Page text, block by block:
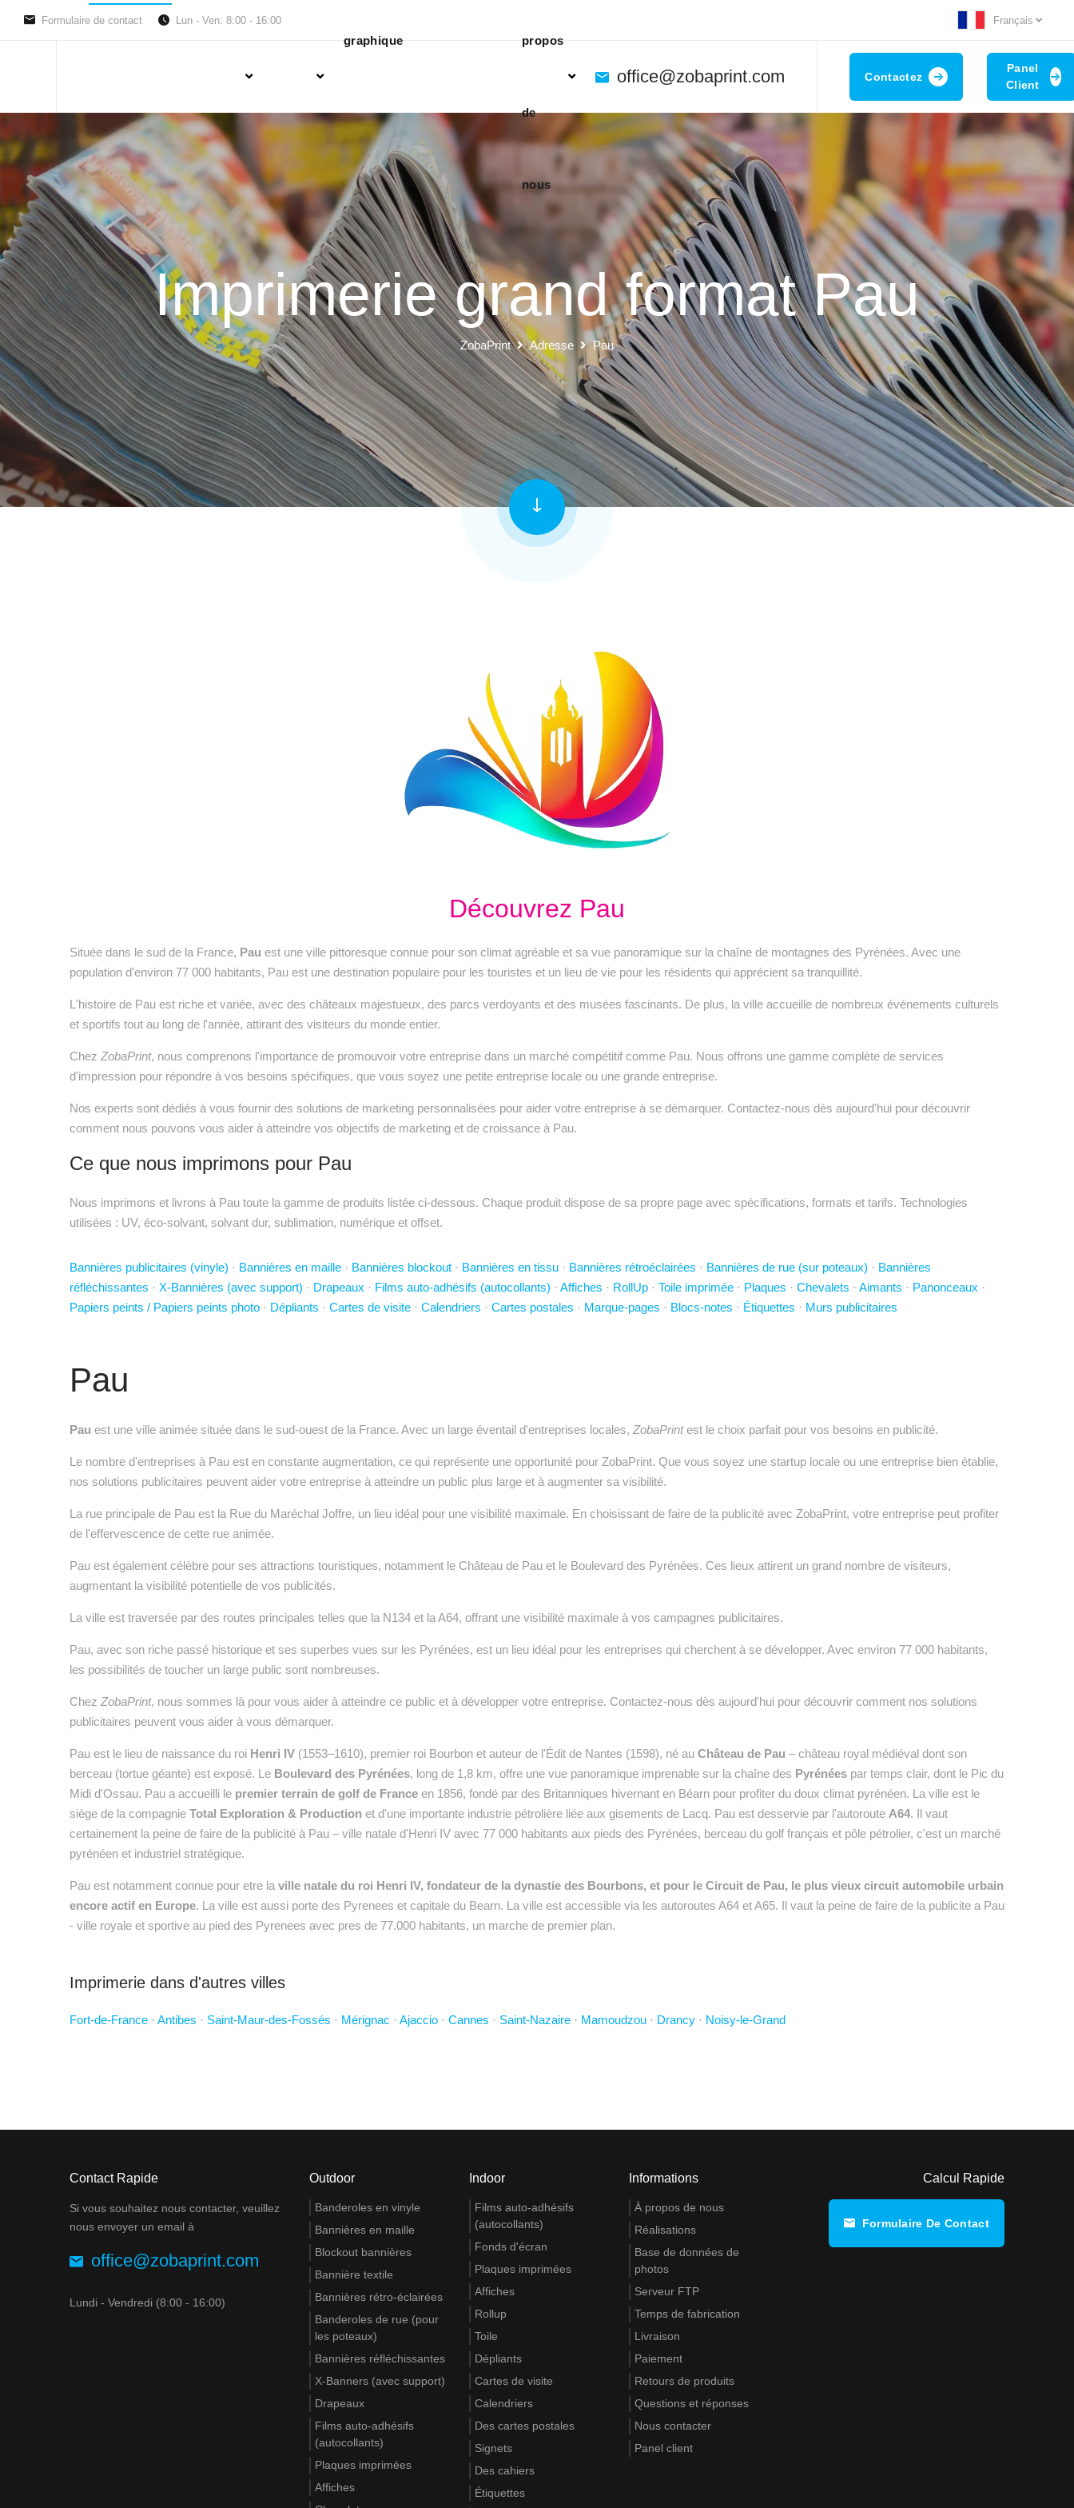
Formulaire de contact Lun - Ven: 8:00 - 16:00 Français
graphique propos
de
nous
office@zobaprint.com Contactez
Panel
Client
Imprimerie grand format Pau
ZobaPrint Adresse Pau
Découvrez Pau
Située dans le sud de la France, Pau est une ville pittoresque connue pour son climat agréable et sa vue panoramique sur la chaîne de montagnes des Pyrénées. Avec une
population d'environ 77 000 habitants, Pau est une destination populaire pour les touristes et un lieu de vie pour les résidents qui apprécient sa tranquillité.
L'histoire de Pau est riche et variée, avec des châteaux majestueux, des parcs verdoyants et des musées fascinants. De plus, la ville accueille de nombreux événements culturels
et sportifs tout au long de l'année, attirant des visiteurs du monde entier.
Chez ZobaPrint, nous comprenons l'importance de promouvoir votre entreprise dans un marché compétitif comme Pau. Nous offrons une gamme complète de services
d'impression pour répondre à vos besoins spécifiques, que vous soyez une petite entreprise locale ou une grande entreprise.
Nos experts sont dédiés à vous fournir des solutions de marketing personnalisées pour aider votre entreprise à se démarquer. Contactez-nous dès aujourd'hui pour découvrir
comment nous pouvons vous aider à atteindre vos objectifs de marketing et de croissance à Pau.
Ce que nous imprimons pour Pau
Nous imprimons et livrons à Pau toute la gamme de produits listée ci-dessous. Chaque produit dispose de sa propre page avec spécifications, formats et tarifs. Technologies
utilisées : UV, éco-solvant, solvant dur, sublimation, numérique et offset.
Bannières publicitaires (vinyle) · Bannières en maille · Bannières blockout · Bannières en tissu · Bannières rétroéclairées · Bannières de rue (sur poteaux) · Bannières
réfléchissantes · X-Bannières (avec support) · Drapeaux · Films auto-adhésifs (autocollants) · Affiches · RollUp · Toile imprimée · Plaques · Chevalets · Aimants · Panonceaux ·
Papiers peints / Papiers peints photo · Dépliants · Cartes de visite · Calendriers · Cartes postales · Marque-pages · Blocs-notes · Étiquettes · Murs publicitaires
Pau
Pau est une ville animée située dans le sud-ouest de la France. Avec un large éventail d'entreprises locales, ZobaPrintest le choix parfait pour vos besoins en publicité.
Le nombre d'entreprises à Pau est en constante augmentation, ce qui représente une opportunité pour ZobaPrint. Que vous soyez une startup locale ou une entreprise bien établie,
nos solutions publicitaires peuvent aider votre entreprise à atteindre un public plus large et à augmenter sa visibilité.
La rue principale de Pau est la Rue du Maréchal Joffre, un lieu idéal pour une visibilité maximale. En choisissant de faire de la publicité avec ZobaPrint, votre entreprise peut profiter
de l'effervescence de cette rue animée.
Pau est également célèbre pour ses attractions touristiques, notamment le Château de Pau et le Boulevard des Pyrénées. Ces lieux attirent un grand nombre de visiteurs,
augmentant la visibilité potentielle de vos publicités.
La ville est traversée par des routes principales telles que la N134 et la A64, offrant une visibilité maximale à vos campagnes publicitaires.
Pau, avec son riche passé historique et ses superbes vues sur les Pyrénées, est un lieu idéal pour les entreprises qui cherchent à se développer. Avec environ 77 000 habitants,
les possibilités de toucher un large public sont nombreuses.
Chez ZobaPrint, nous sommes là pour vous aider à atteindre ce public et à développer votre entreprise. Contactez-nous dès aujourd'hui pour découvrir comment nos solutions
publicitaires peuvent vous aider à vous démarquer.
Pau est le lieu de naissance du roi Henri IV (1553–1610), premier roi Bourbon et auteur de l'Édit de Nantes (1598), né au Château de Pau – château royal médiéval dont son
berceau (tortue géante) est exposé. Le Boulevard des Pyrénées, long de 1,8 km, offre une vue panoramique imprenable sur la chaîne des Pyrénées par temps clair, dont le Pic du
Midi d'Ossau. Pau a accueilli le premier terrain de golf de France en 1856, fondé par des Britanniques hivernant en Béarn pour profiter du doux climat pyrénéen. La ville est le
siège de la compagnie Total Exploration & Production et d'une importante industrie pétrolière liée aux gisements de Lacq. Pau est desservie par l'autoroute A64. Il vaut
certainement la peine de faire de la publicité à Pau – ville natale d'Henri IV avec 77 000 habitants aux pieds des Pyrénées, berceau du golf français et pôle pétrolier, c'est un marché
pyrénéen et industriel stratégique.
Pau est notamment connue pour etre la ville natale du roi Henri IV, fondateur de la dynastie des Bourbons, et pour le Circuit de Pau, le plus vieux circuit automobile urbain
encore actif en Europe. La ville est aussi porte des Pyrenees et capitale du Bearn. La ville est accessible via les autoroutes A64 et A65. Il vaut la peine de faire de la publicite a Pau
- ville royale et sportive au pied des Pyrenees avec pres de 77.000 habitants, un marche de premier plan.
Imprimerie dans d'autres villes
Fort-de-France · Antibes · Saint-Maur-des-Fossés · Mérignac · Ajaccio · Cannes · Saint-Nazaire · Mamoudzou · Drancy · Noisy-le-Grand
Contact Rapide
Si vous souhaitez nous contacter, veuillez
nous envoyer un email à
office@zobaprint.com
Lundi - Vendredi (8:00 - 16:00)
Outdoor
Banderoles en vinyle
Bannières en maille
Blockout bannières
Bannière textile
Bannières rétro-éclairées
Banderoles de rue (pour
les poteaux)
Bannières réfléchissantes
X-Banners (avec support)
Drapeaux
Films auto-adhésifs
(autocollants)
Plaques imprimées
Affiches
Indoor
Films auto-adhésifs
(autocollants)
Fonds d'écran
Plaques imprimées
Affiches
Rollup
Toile
Dépliants
Cartes de visite
Calendriers
Des cartes postales
Signets
Des cahiers
Étiquettes
Informations
À propos de nous
Réalisations
Base de données de
photos
Serveur FTP
Temps de fabrication
Livraison
Paiement
Retours de produits
Questions et réponses
Nous contacter
Panel client
Calcul Rapide
Formulaire De Contact